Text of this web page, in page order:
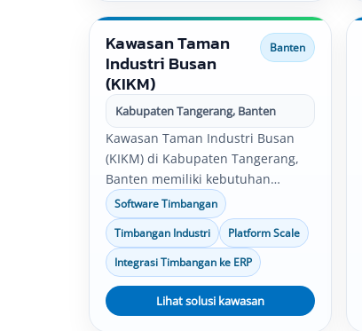
Kawasan Taman
Industri Busan
(KIKM)
Banten
Kabupaten Tangerang, Banten
Kawasan Taman Industri Busan
(KIKM) di Kabupaten Tangerang,
Banten memiliki kebutuhan
penimbangan untuk pabrik,
gudang, produksi, quality control,
logistik, dan distribusi. Solusi
timbangan industri, software
timbangan, platform scale, bench
scale, serta integrasi data timbang
dapat disesuaikan dengan
Software Timbangan
Timbangan Industri
Platform Scale
Integrasi Timbangan ke ERP
Lihat solusi kawasan